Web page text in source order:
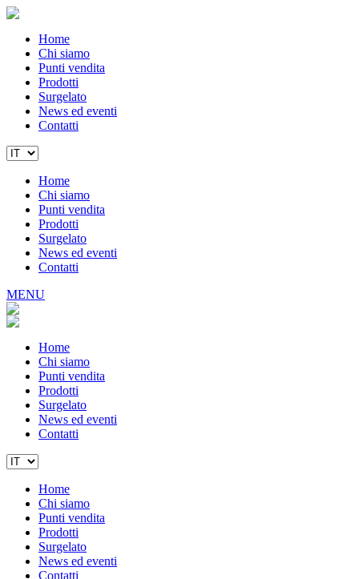
Home
Chi siamo
Punti vendita
Prodotti
Surgelato
News ed eventi
Contatti
Home
Chi siamo
Punti vendita
Prodotti
Surgelato
News ed eventi
Contatti
MENU
Home
Chi siamo
Punti vendita
Prodotti
Surgelato
News ed eventi
Contatti
Home
Chi siamo
Punti vendita
Prodotti
Surgelato
News ed eventi
Contatti